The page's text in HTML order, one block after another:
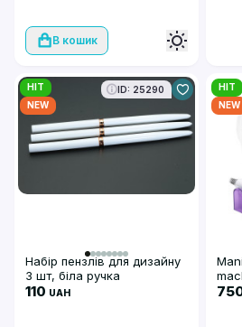
В кошик
HIT
NEW
ID: 25290
Набір пензлів для дизайну
3 шт, біла ручка
110 UAH
HIT
NEW
65